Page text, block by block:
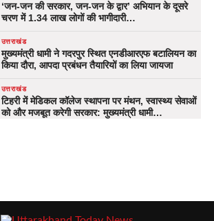
‘जन-जन की सरकार, जन-जन के द्वार’ अभियान के दूसरे
चरण में 1.34 लाख लोगों की भागीदारी…
उत्तराखंड
मुख्यमंत्री धामी ने गदरपुर स्थित एनडीआरएफ बटालियन का
किया दौरा, आपदा प्रबंधन तैयारियों का लिया जायजा
उत्तराखंड
टिहरी में मेडिकल कॉलेज स्थापना पर मंथन, स्वास्थ्य सेवाओं
को और मजबूत करेगी सरकार: मुख्यमंत्री धामी…